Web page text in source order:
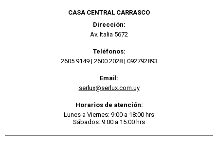
CASA CENTRAL CARRASCO
Dirección:
Av. Italia 5672
Teléfonos:
2605 9149| 2600 2028| 092792893
Email:
serlux@serlux.com.uy
Horarios de atención:
Lunes a Viernes: 9:00 a 18:00 hrs
Sábados: 9:00 a 15:00 hrs